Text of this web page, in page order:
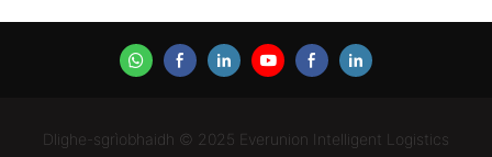
Dlighe-sgrìobhaidh © 2025 Everunion Intelligent Logistics